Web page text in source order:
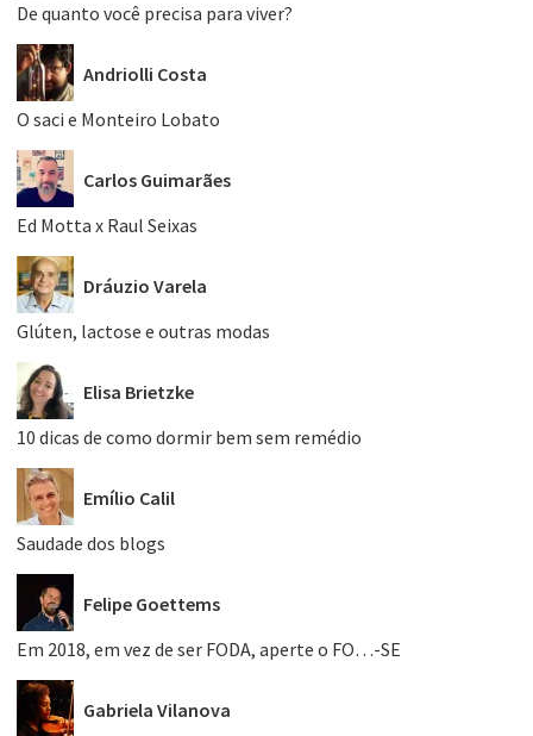
De quanto você precisa para viver?
Andriolli Costa
O saci e Monteiro Lobato
Carlos Guimarães
Ed Motta x Raul Seixas
Dráuzio Varela
Glúten, lactose e outras modas
Elisa Brietzke
10 dicas de como dormir bem sem remédio
Emílio Calil
Saudade dos blogs
Felipe Goettems
Em 2018, em vez de ser FODA, aperte o FO…-SE
Gabriela Vilanova